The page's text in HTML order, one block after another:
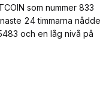
som nummer 833
24 timmarna nådde
och en låg nivå på